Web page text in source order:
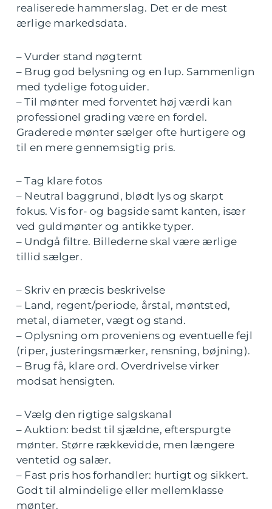
realiserede hammerslag. Det er de mest
ærlige markedsdata.
– Vurder stand nøgternt
– Brug god belysning og en lup. Sammenlign
med tydelige fotoguider.
– Til mønter med forventet høj værdi kan
professionel grading være en fordel.
Graderede mønter sælger ofte hurtigere og
til en mere gennemsigtig pris.
– Tag klare fotos
– Neutral baggrund, blødt lys og skarpt
fokus. Vis for- og bagside samt kanten, især
ved guldmønter og antikke typer.
– Undgå filtre. Billederne skal være ærlige
tillid sælger.
– Skriv en præcis beskrivelse
– Land, regent/periode, årstal, møntsted,
metal, diameter, vægt og stand.
– Oplysning om proveniens og eventuelle fejl
(riper, justeringsmærker, rensning, bøjning).
– Brug få, klare ord. Overdrivelse virker
modsat hensigten.
– Vælg den rigtige salgskanal
– Auktion: bedst til sjældne, efterspurgte
mønter. Større rækkevidde, men længere
ventetid og salær.
– Fast pris hos forhandler: hurtigt og sikkert.
Godt til almindelige eller mellemklasse
mønter.